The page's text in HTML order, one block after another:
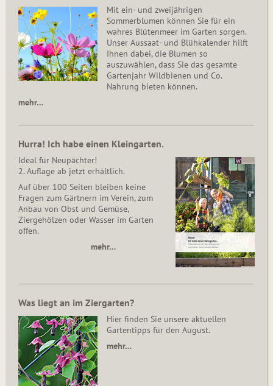
Mit ein- und zweijährigen
Sommerblumen können Sie für ein
wahres Blütenmeer im Garten sorgen.
Unser Aussaat- und Blühkalender hilft
Ihnen dabei, die Blumen so
auszuwählen, dass Sie das gesamte
Gartenjahr Wildbienen und Co.
Nahrung bieten können.
mehr…
Hurra! Ich habe einen Kleingarten.
Ideal für Neupächter!
2. Auflage ab jetzt erhältlich.
Auf über 100 Seiten bleiben keine
Fragen zum Gärtnern im Verein, zum
Anbau von Obst und Gemüse,
Ziergehölzen oder Wasser im Garten
offen.
mehr…
Was liegt an im Ziergarten?
Hier finden Sie unsere aktuellen
Gartentipps für den August.
mehr…